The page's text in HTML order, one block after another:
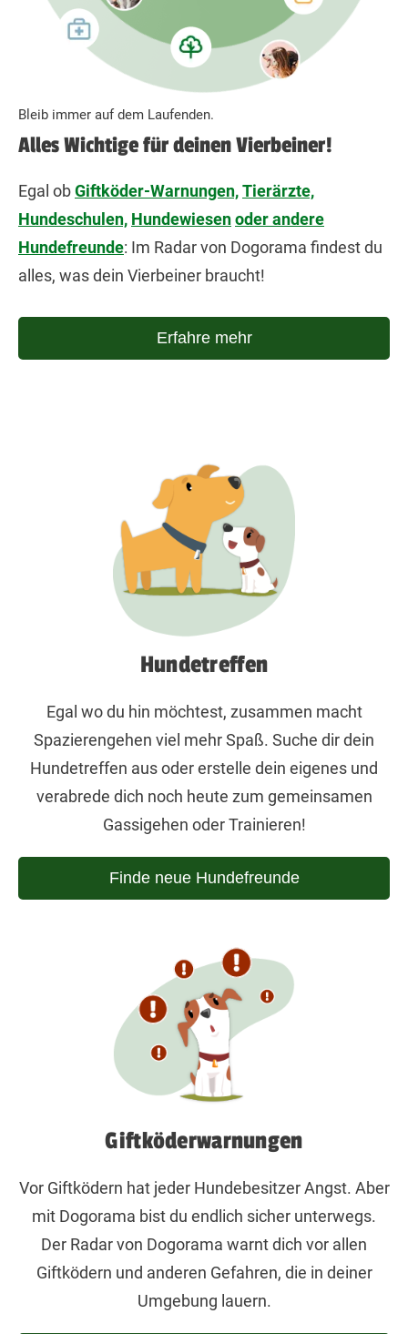
Bleib immer auf dem Laufenden.
Alles Wichtige für deinen Vierbeiner!
Egal obGiftköder-Warnungen,Tierärzte,
Hundeschulen, Hundewiesenoder andere
Hundefreunde: Im Radar von Dogorama findest du
alles, was dein Vierbeiner braucht!
Erfahre mehr
Hundetreffen
Egal wo du hin möchtest, zusammen macht
Spazierengehen viel mehr Spaß. Suche dir dein
Hundetreffen aus oder erstelle dein eigenes und
verabrede dich noch heute zum gemeinsamen
Gassigehen oder Trainieren!
Finde neue Hundefreunde
Giftköderwarnungen
Vor Giftködern hat jeder Hundebesitzer Angst. Aber
mit Dogorama bist du endlich sicher unterwegs.
Der Radar von Dogorama warnt dich vor allen
Giftködern und anderen Gefahren, die in deiner
Umgebung lauern.